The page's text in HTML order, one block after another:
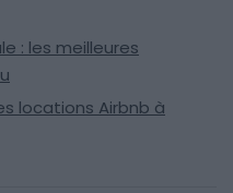
: les meilleures
locations Airbnb à